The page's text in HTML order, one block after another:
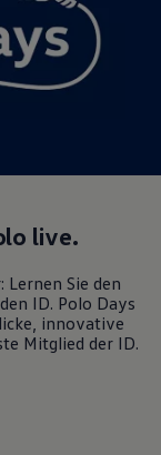
live.
Lernen Sie den
ID. Polo Days
innovative
Mitglied der ID.